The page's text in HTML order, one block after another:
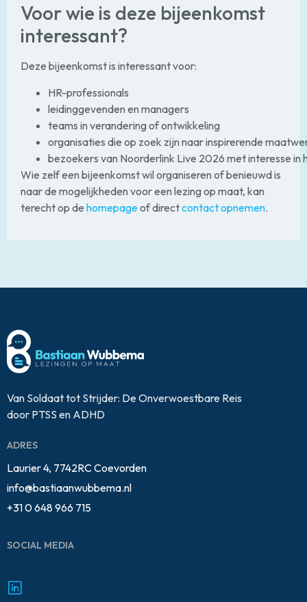
Voor wie is deze bijeenkomst
interessant?
Deze bijeenkomst is interessant voor:
HR-professionals
leidinggevenden en managers
teams in verandering of ontwikkeling
organisaties die op zoek zijn naar inspirerende
bezoekers van Noorderlink Live 2026 met interesse in
Wie zelf een bijeenkomst wil organiseren of benieuwd is
naar de mogelijkheden voor een lezing op maat, kan
terecht op de homepageof directcontact opnemen.
Van Soldaat tot Strijder: De Onverwoestbare Reis
door PTSS en ADHD
ADRES
Laurier 4, 7742RC Coevorden
info@bastiaanwubbema.nl
+31 0 648 966 715
SOCIAL MEDIA